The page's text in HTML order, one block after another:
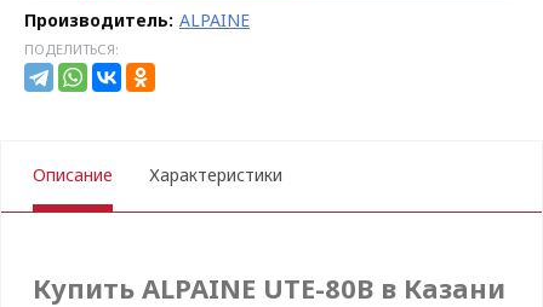
Производитель: ALPAINE
ПОДЕЛИТЬСЯ:
Описание Характеристики
Купить ALPAINE UTE-80B в Казани